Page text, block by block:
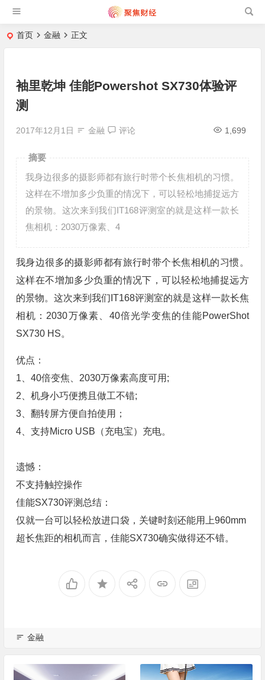
首页 金融 正文
袖里乾坤 佳能Powershot SX730体验评
测
2017年12月1日 金融 评论 1,699
摘要
我身边很多的摄影师都有旅行时带个长焦相机的习惯。
这样在不增加多少负重的情况下，可以轻松地捕捉远方
的景物。这次来到我们IT168评测室的就是这样一款长
焦相机：2030万像素、4
我身边很多的摄影师都有旅行时带个长焦相机的习惯。
这样在不增加多少负重的情况下，可以轻松地捕捉远方
的景物。这次来到我们IT168评测室的就是这样一款长焦
相机：2030万像素、40倍光学变焦的佳能PowerShot
SX730 HS。
优点：
1、40倍变焦、2030万像素高度可用;
2、机身小巧便携且做工不错;
3、翻转屏方便自拍使用；
4、支持Micro USB（充电宝）充电。
遗憾：
不支持触控操作
佳能SX730评测总结：
仅就一台可以轻松放进口袋，关键时刻还能用上960mm
超长焦距的相机而言，佳能SX730确实做得还不错。
金融